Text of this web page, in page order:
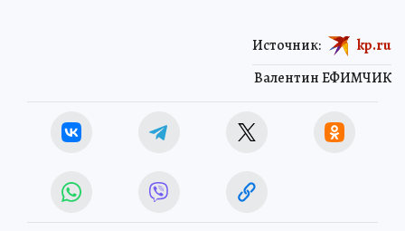
Валентин ЕФИМЧИК
Источник: kp.ru